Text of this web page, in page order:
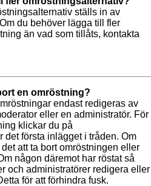
ställs in av
du behöver lägga till fler
än vad som tillåts, kontakta
en omröstning?
endast redigeras av
eller en administratör. För
klickar du på
det första inlägget i tråden. Om
att ta bort omröstningen eller
någon däremot har röstat så
och administratörer redigera eller
för att förhindra fusk.